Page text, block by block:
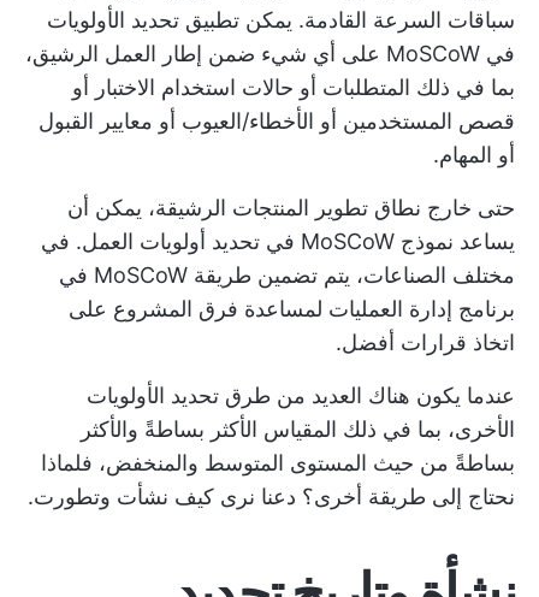
سباقات السرعة القادمة. يمكن تطبيق تحديد الأولويات
في MoSCoW على أي شيء ضمن إطار العمل الرشيق،
بما في ذلك المتطلبات أو حالات استخدام الاختبار أو
قصص المستخدمين أو الأخطاء/العيوب أو معايير القبول
أو المهام.
حتى خارج نطاق تطوير المنتجات الرشيقة، يمكن أن
يساعد نموذج MoSCoW في تحديد أولويات العمل. في
مختلف الصناعات، يتم تضمين طريقة MoSCoW في
برنامج إدارة العمليات لمساعدة فرق المشروع على
اتخاذ قرارات أفضل.
عندما يكون هناك العديد من طرق تحديد الأولويات
الأخرى، بما في ذلك المقياس الأكثر بساطةً والأكثر
بساطةً من حيث المستوى المتوسط والمنخفض، فلماذا
نحتاج إلى طريقة أخرى؟ دعنا نرى كيف نشأت وتطورت.